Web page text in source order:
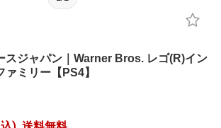
スジャパン｜Warner Bros. レゴ(R)イン
ミリー【PS4】